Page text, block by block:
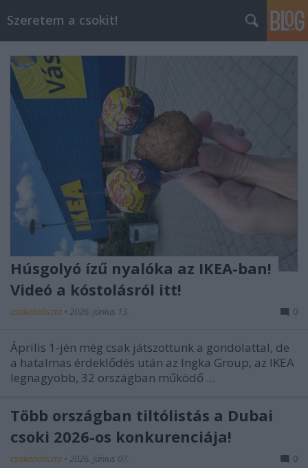
Szeretem a csokit!
Húsgolyó ízű nyalóka az IKEA-ban!
Videó a kóstolásról itt!
csokoholiszta • 2026. június 13. 0
Április 1-jén még csak játszottunk a gondolattal, de
a hatalmas érdeklődés után az Ingka Group, az IKEA
legnagyobb, 32 országban működő ...
Több országban tiltólistás a Dubai
csoki 2026-os konkurenciája!
csokoholiszta • 2026. június 07. 0